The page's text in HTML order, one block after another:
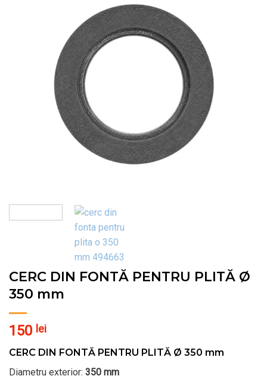
CERC DIN FONTĂ PENTRU PLITĂ Ø
350 mm
150 lei
CERC DIN FONTĂ PENTRU PLITĂ Ø 350 mm
Diametru exterior: 350 mm